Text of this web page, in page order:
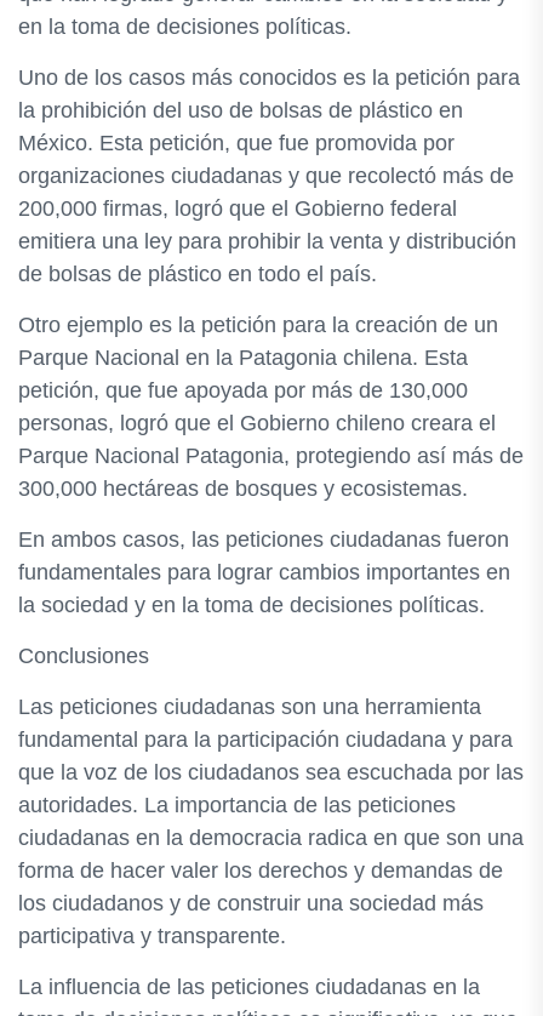
en la toma de decisiones políticas.
Uno de los casos más conocidos es la petición para
la prohibición del uso de bolsas de plástico en
México. Esta petición, que fue promovida por
organizaciones ciudadanas y que recolectó más de
200,000 firmas, logró que el Gobierno federal
emitiera una ley para prohibir la venta y distribución
de bolsas de plástico en todo el país.
Otro ejemplo es la petición para la creación de un
Parque Nacional en la Patagonia chilena. Esta
petición, que fue apoyada por más de 130,000
personas, logró que el Gobierno chileno creara el
Parque Nacional Patagonia, protegiendo así más de
300,000 hectáreas de bosques y ecosistemas.
En ambos casos, las peticiones ciudadanas fueron
fundamentales para lograr cambios importantes en
la sociedad y en la toma de decisiones políticas.
Conclusiones
Las peticiones ciudadanas son una herramienta
fundamental para la participación ciudadana y para
que la voz de los ciudadanos sea escuchada por las
autoridades. La importancia de las peticiones
ciudadanas en la democracia radica en que son una
forma de hacer valer los derechos y demandas de
los ciudadanos y de construir una sociedad más
participativa y transparente.
La influencia de las peticiones ciudadanas en la